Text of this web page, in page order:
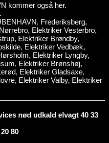
kommer også her.
Frederiksberg,
Elektriker Vesterbro,
Elektriker Brøndby,
Elektriker Vedbæk,
Elektriker Lyngby,
Elektriker Brønshøj,
Elektriker Gladsaxe,
Elektriker Valby, Elektriker
nød udkald elvagt 40 33
80